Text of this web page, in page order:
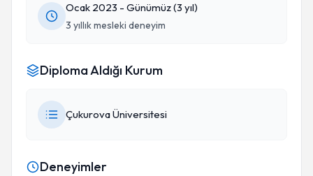
Ocak 2023 - Günümüz (3 yıl)
3 yıllık mesleki deneyim
Diploma Aldığı Kurum
Çukurova Üniversitesi
Deneyimler